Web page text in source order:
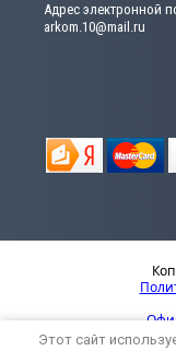
Адрес электронной
arkom.10@mail.ru
Этот сайт